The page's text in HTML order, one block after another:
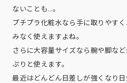
ないことも…。
プチプラ化粧水なら手に取りやす
みなく使えますよね。
さらに大容量サイズなら腕や脚な
ぷりと使えます。
最近はどんどん日差しが強くなり